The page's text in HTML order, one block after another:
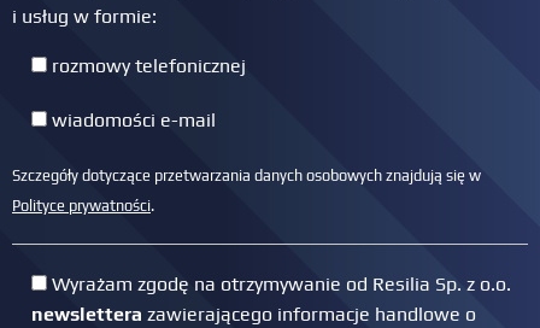
i usług w formie:
rozmowy telefonicznej
wiadomości e-mail
Szczegóły dotyczące przetwarzania danych osobowych znajdują się w
Polityce prywatności.
Wyrażam zgodę na otrzymywanie od Resilia Sp. z o.o.
newslettera zawierającego informacje handlowe o